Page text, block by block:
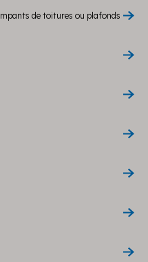
de toitures ou plafonds